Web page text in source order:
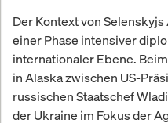
Der Kontext von
einer Phase intensiver
internationaler Ebene.
in Alaska zwischen US-
russischen Staatschef
der Ukraine im Fokus der